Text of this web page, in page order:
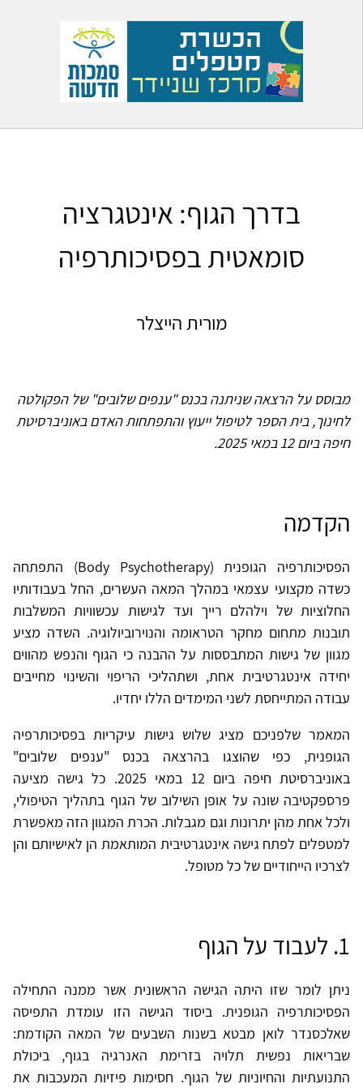
בדרך הגוף: אינטגרציה
סומאטית בפסיכותרפיה
מורית הייצלר
מבוסס על הרצאה שניתנה בכנס "ענפים שלובים" של הפקולטה
לחינוך, בית הספר לטיפול ייעוץ והתפתחות האדם באוניברסיטת
חיפה ביום 12 במאי 2025.
הקדמה
הפסיכותרפיה הגופנית (Body Psychotherapy) התפתחה
כשדה מקצועי עצמאי במהלך המאה העשרים, החל בעבודותיו
החלוציות של וילהלם רייך ועד לגישות עכשוויות המשלבות
תובנות מתחום מחקר הטראומה והנוירוביולוגיה. השדה מציע
מגוון של גישות המתבססות על ההבנה כי הגוף והנפש מהווים
יחידה אינטגרטיבית אחת, ושתהליכי הריפוי והשינוי מחייבים
עבודה המתייחסת לשני המימדים הללו יחדיו.
המאמר שלפניכם מציג שלוש גישות עיקריות בפסיכותרפיה
הגופנית, כפי שהוצגו בהרצאה בכנס "ענפים שלובים"
באוניברסיטת חיפה ביום 12 במאי 2025. כל גישה מציעה
פרספקטיבה שונה על אופן השילוב של הגוף בתהליך הטיפולי,
ולכל אחת מהן יתרונות וגם מגבלות. הכרת המגוון הזה מאפשרת
למטפלים לפתח גישה אינטגרטיבית המותאמת הן לאישיותם והן
לצרכיו הייחודיים של כל מטופל.
1. לעבוד על הגוף
ניתן לומר שזו היתה הגישה הראשונית אשר ממנה התחילה
הפסיכותרפיה הגופנית. ביסוד הגישה הזו עומדת התפיסה
שאלכסנדר לואן מבטא בשנות השבעים של המאה הקודמת:
שבריאות נפשית תלויה בזרימת האנרגיה בגוף, ביכולת
התנועתיות והחיוניות של הגוף. חסימות פיזיות המעכבות את